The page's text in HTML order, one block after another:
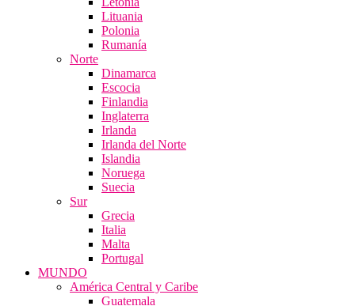
Lituania
Polonia
Rumanía
Norte
Dinamarca
Escocia
Finlandia
Inglaterra
Irlanda
Irlanda del Norte
Islandia
Noruega
Suecia
Sur
Grecia
Italia
Malta
Portugal
MUNDO
América Central y Caribe
Guatemala